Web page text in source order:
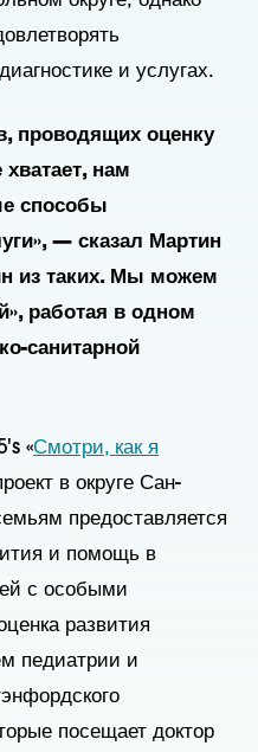
и услугах.
проводящих оценку
нам
способы
— сказал Мартин
из таких. Мы можем
работая в одном
санитарной
«Смотри, как я
в округе Сан-
предоставляется
и помощь в
с особыми
развития
педиатрии и
посещает доктор